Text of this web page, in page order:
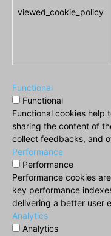
viewed_cookie_policy
Functional
Functional
Functional cookies help
sharing the content of
collect feedbacks, and
Performance
Performance
Performance cookies
key performance
delivering a better user
Analytics
Analytics